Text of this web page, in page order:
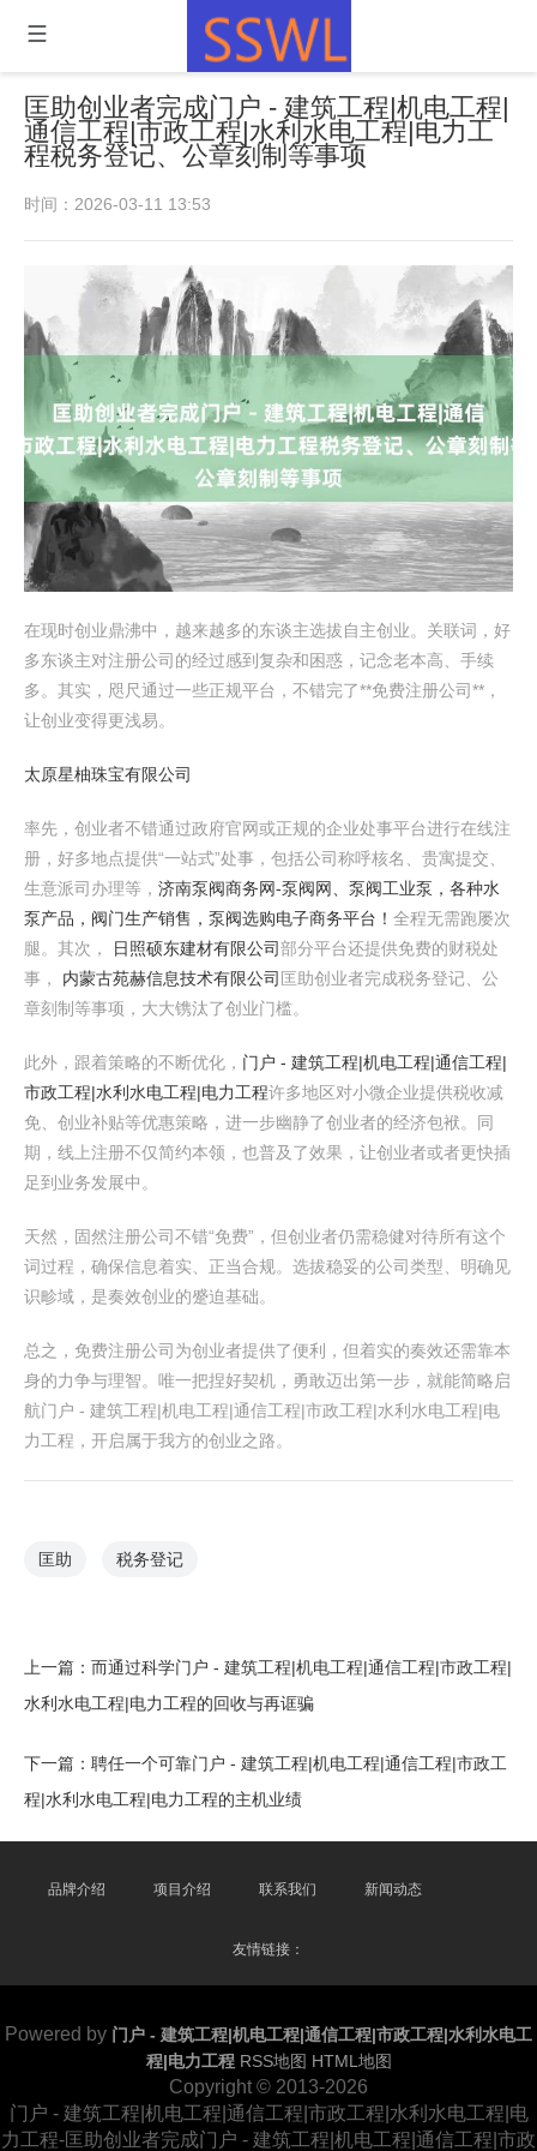
匡助创业者完成门户 - 建筑工程|机电工程|
通信工程|市政工程|水利水电工程|电力工
程税务登记、公章刻制等事项
时间：2026-03-11 13:53
在现时创业鼎沸中，越来越多的东谈主选拔自主创业。关联词，好
多东谈主对注册公司的经过感到复杂和困惑，记念老本高、手续
多。其实，咫尺通过一些正规平台，不错完了**免费注册公司**，
让创业变得更浅易。
太原星柚珠宝有限公司
率先，创业者不错通过政府官网或正规的企业处事平台进行在线注
册，好多地点提供“一站式”处事，包括公司称呼核名、贵寓提交、
生意派司办理等， 济南泵阀商务网-泵阀网、泵阀工业泵，各种水
泵产品，阀门生产销售，泵阀选购电子商务平台！ 全程无需跑屡次
腿。其次，
日照硕东建材有限公司部分平台还提供免费的财税处
事， 内蒙古苑赫信息技术有限公司 匡助创业者完成税务登记、公
章刻制等事项，大大镌汰了创业门槛。
此外，跟着策略的不断优化， 门户 - 建筑工程|机电工程|通信工程|
市政工程|水利水电工程|电力工程许多地区对小微企业提供税收减
免、创业补贴等优惠策略，进一步幽静了创业者的经济包袱。同
期，线上注册不仅简约本领，也普及了效果，让创业者或者更快插
足到业务发展中。
天然，固然注册公司不错“免费”，但创业者仍需稳健对待所有这个
词过程，确保信息着实、正当合规。选拔稳妥的公司类型、明确见
识畛域，是奏效创业的蹙迫基础。
总之，免费注册公司为创业者提供了便利，但着实的奏效还需靠本
身的力争与理智。唯一把捏好契机，勇敢迈出第一步，就能简略启
航门户 - 建筑工程|机电工程|通信工程|市政工程|水利水电工程|电
力工程，开启属于我方的创业之路。
匡助 税务登记
上一篇： 而通过科学门户 - 建筑工程|机电工程|通信工程|市政工程|
水利水电工程|电力工程的回收与再诓骗
下一篇： 聘任一个可靠门户 - 建筑工程|机电工程|通信工程|市政工
程|水利水电工程|电力工程的主机业绩
品牌介绍 项目介绍 联系我们 新闻动态
友情链接：
Powered by 门户 - 建筑工程|机电工程|通信工程|市政工程|水利水电工
程|电力工程 RSS地图 HTML地图
Copyright © 2013-2026
门户 - 建筑工程|机电工程|通信工程|市政工程|水利水电工程|电
力工程-匡助创业者完成门户 - 建筑工程|机电工程|通信工程|市政